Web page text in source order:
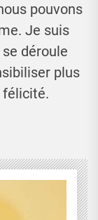
pouvons
Je suis
déroule
plus
félicité.